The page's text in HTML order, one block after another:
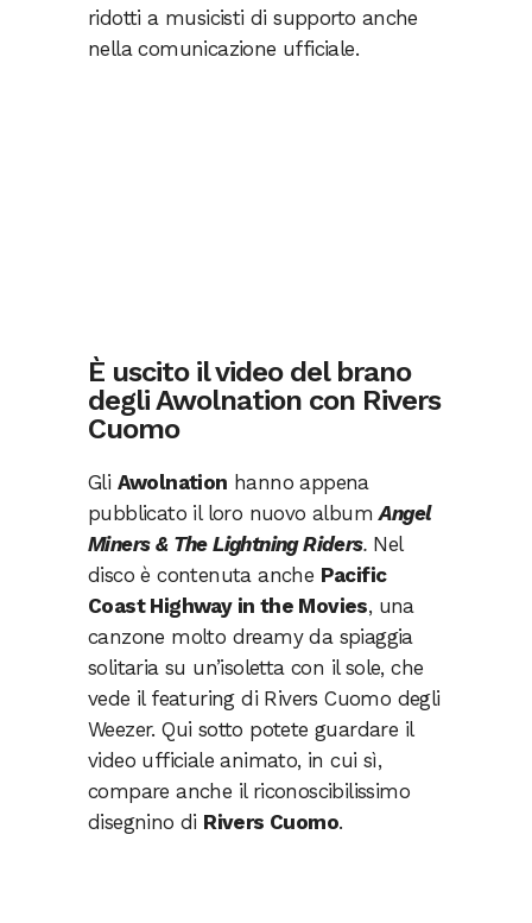
ridotti a musicisti di supporto anche
nella comunicazione ufficiale.
È uscito il video del brano
degli Awolnation con Rivers
Cuomo
Gli Awolnation hanno appena
pubblicato il loro nuovo albumAngel
Miners & The Lightning Riders. Nel
disco è contenuta anche Pacific
Coast Highway in the Movies, una
canzone molto dreamy da spiaggia
solitaria su un’isoletta con il sole, che
vede il featuring di Rivers Cuomo degli
Weezer. Qui sotto potete guardare il
video ufficiale animato, in cui sì,
compare anche il riconoscibilissimo
disegnino di Rivers Cuomo.